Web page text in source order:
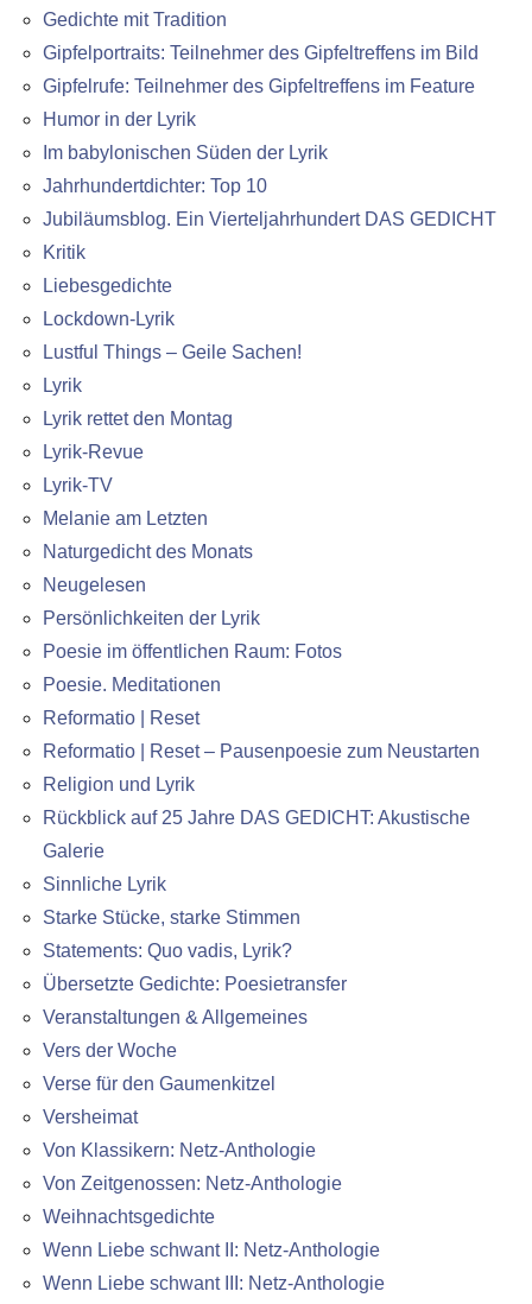
Gedichte mit Tradition
Gipfelportraits: Teilnehmer des Gipfeltreffens im Bild
Gipfelrufe: Teilnehmer des Gipfeltreffens im Feature
Humor in der Lyrik
Im babylonischen Süden der Lyrik
Jahrhundertdichter: Top 10
Jubiläumsblog. Ein Vierteljahrhundert DAS GEDICHT
Kritik
Liebesgedichte
Lockdown-Lyrik
Lustful Things – Geile Sachen!
Lyrik
Lyrik rettet den Montag
Lyrik-Revue
Lyrik-TV
Melanie am Letzten
Naturgedicht des Monats
Neugelesen
Persönlichkeiten der Lyrik
Poesie im öffentlichen Raum: Fotos
Poesie. Meditationen
Reformatio | Reset
Reformatio | Reset – Pausenpoesie zum Neustarten
Religion und Lyrik
Rückblick auf 25 Jahre DAS GEDICHT: Akustische
Galerie
Sinnliche Lyrik
Starke Stücke, starke Stimmen
Statements: Quo vadis, Lyrik?
Übersetzte Gedichte: Poesietransfer
Veranstaltungen & Allgemeines
Vers der Woche
Verse für den Gaumenkitzel
Versheimat
Von Klassikern: Netz-Anthologie
Von Zeitgenossen: Netz-Anthologie
Weihnachtsgedichte
Wenn Liebe schwant II: Netz-Anthologie
Wenn Liebe schwant III: Netz-Anthologie